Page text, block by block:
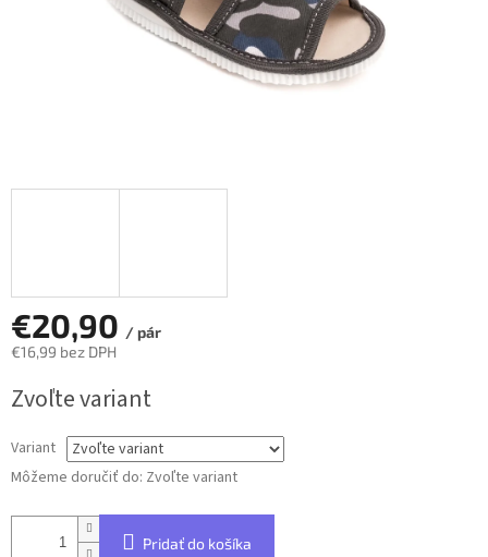
€20,90 / pár
€16,99 bez DPH
cena:
Zvoľte variant
Variant
Môžeme doručiť do: Zvoľte variant
Pridať do košíka